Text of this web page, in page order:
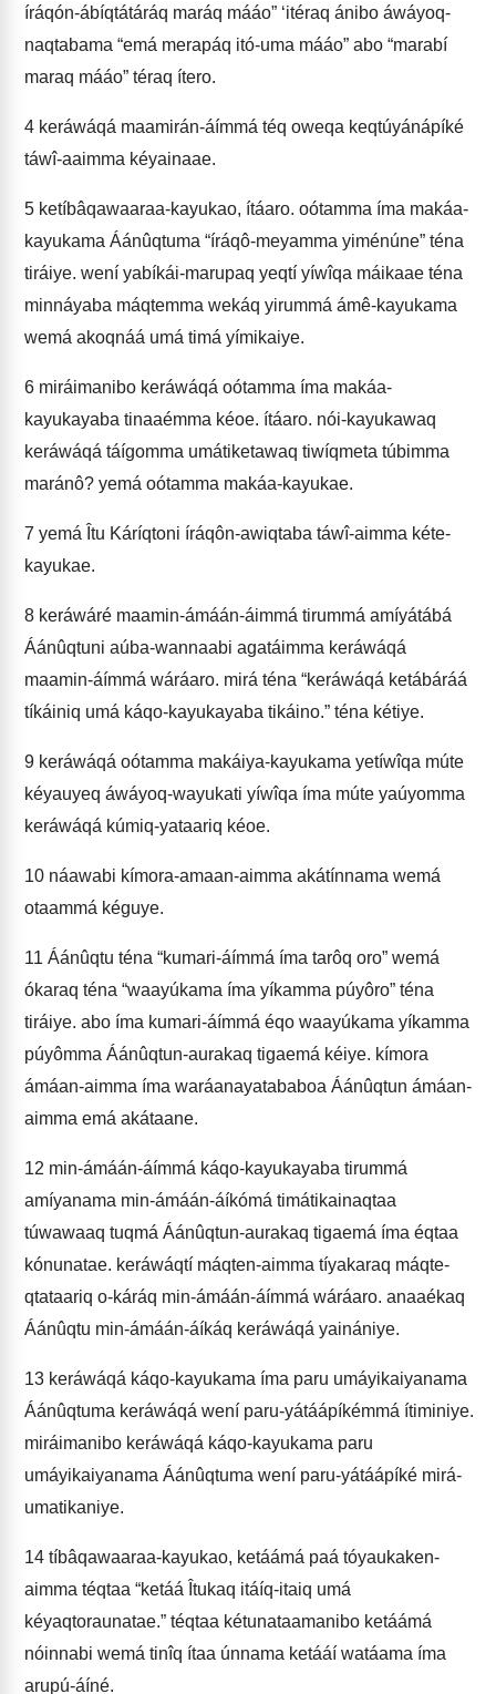
íráqón-ábíqtátáráq maráq mááo” ‘itéraq ánibo áwáyoq-
naqtabama “emá merapáq itó-uma mááo” abo “marabí
maraq mááo” téraq ítero.
4 keráwáqá maamirán-áímmá téq oweqa keqtúyánápíké
táwî-aaimma kéyainaae.
5 ketíbâqawaaraa-kayukao, ítáaro. oótamma íma makáa-
kayukama Áánûqtuma “íráqô-meyamma yiménúne” téna
tiráiye. wení yabíkái-marupaq yeqtí yíwîqa máikaae téna
minnáyaba máqtemma wekáq yirummá ámê-kayukama
wemá akoqnáá umá timá yímikaiye.
6 miráimanibo keráwáqá oótamma íma makáa-
kayukayaba tinaaémma kéoe. ítáaro. nói-kayukawaq
keráwáqá táígomma umátiketawaq tiwíqmeta túbimma
maránô? yemá oótamma makáa-kayukae.
7 yemá Îtu Káríqtoni íráqôn-awiqtaba táwî-aimma kéte-
kayukae.
8 keráwáré maamin-ámáán-áimmá tirummá amíyátábá
Áánûqtuni aúba-wannaabi agatáimma keráwáqá
maamin-áímmá wáráaro. mirá téna “keráwáqá ketábáráá
tíkáiniq umá káqo-kayukayaba tikáino.” téna kétiye.
9 keráwáqá oótamma makáiya-kayukama yetíwîqa múte
kéyauyeq áwáyoq-wayukati yíwîqa íma múte yaúyomma
keráwáqá kúmiq-yataariq kéoe.
10 náawabi kímora-amaan-aimma akátínnama wemá
otaammá kéguye.
11 Áánûqtu téna “kumari-áímmá íma tarôq oro” wemá
ókaraq téna “waayúkama íma yíkamma púyôro” téna
tiráiye. abo íma kumari-áímmá éqo waayúkama yíkamma
púyômma Áánûqtun-aurakaq tigaemá kéiye. kímora
ámáan-aimma íma waráanayatababoa Áánûqtun ámáan-
aimma emá akátaane.
12 min-ámáán-áímmá káqo-kayukayaba tirummá
amíyanama min-ámáán-áíkómá timátikainaqtaa
túwawaaq tuqmá Áánûqtun-aurakaq tigaemá íma éqtaa
kónunatae. keráwáqtí máqten-aimma tíyakaraq máqte-
qtataariq o-káráq min-ámáán-áímmá wáráaro. anaaékaq
Áánûqtu min-ámáán-áíkáq keráwáqá yainániye.
13 keráwáqá káqo-kayukama íma paru umáyikaiyanama
Áánûqtuma keráwáqá wení paru-yátáápíkémmá ítiminiye.
miráimanibo keráwáqá káqo-kayukama paru
umáyikaiyanama Áánûqtuma wení paru-yátáápíké mirá-
umatikaniye.
14 tíbâqawaaraa-kayukao, ketáámá paá tóyaukaken-
aimma téqtaa “ketáá Îtukaq itáíq-itaiq umá
kéyaqtoraunatae.” téqtaa kétunataamanibo ketáámá
nóinnabi wemá tinîq ítaa únnama ketááí watáama íma
arupú-áíné.